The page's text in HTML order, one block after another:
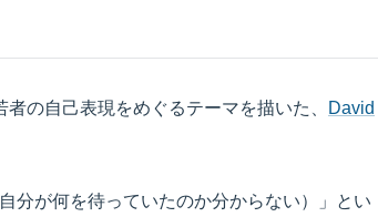
の自己表現をめぐるテーマを描いた、 David
分が何を待っていたのか分からない）」とい